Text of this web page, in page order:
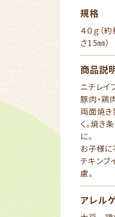
規格
４０ｇ
さ15㎜
商品説
ニチレイ
豚肉・鶏
両面焼き
く。焼き
に。
お子様に
チキンブ
慮。
アレル